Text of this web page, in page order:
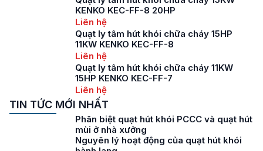
KENKO KEC-FF-8 20HP
Liên hệ
Quạt ly tâm hút khói chữa cháy 15HP
11KW KENKO KEC-FF-8
Liên hệ
Quạt ly tâm hút khói chữa cháy 11KW
15HP KENKO KEC-FF-7
Liên hệ
TIN TỨC MỚI NHẤT
Phân biệt quạt hút khói PCCC và quạt hút
mùi ở nhà xưởng
Nguyên lý hoạt động của quạt hút khói